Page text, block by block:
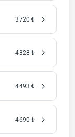
3720 ₺
4328 ₺
4493 ₺
4690 ₺